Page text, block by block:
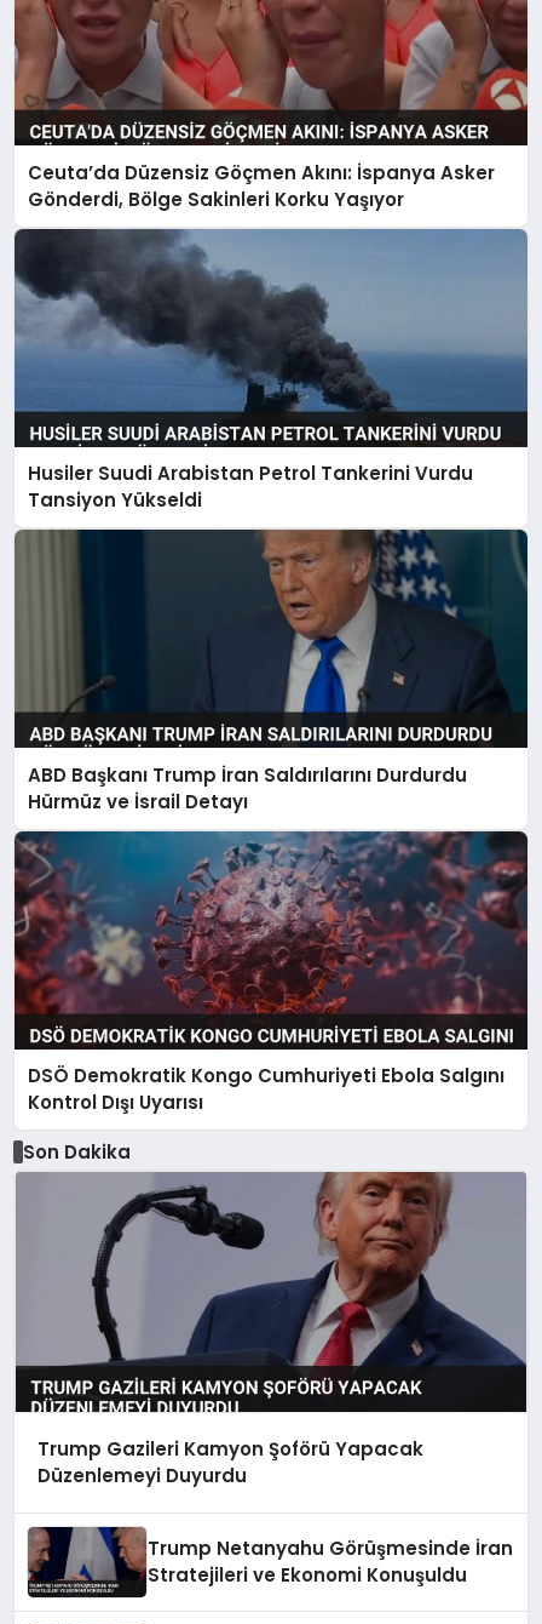
Ceuta’da Düzensiz Göçmen Akını: İspanya Asker
Gönderdi, Bölge Sakinleri Korku Yaşıyor
Husiler Suudi Arabistan Petrol Tankerini Vurdu
Tansiyon Yükseldi
ABD Başkanı Trump İran Saldırılarını Durdurdu
Hürmüz ve İsrail Detayı
DSÖ Demokratik Kongo Cumhuriyeti Ebola Salgını
Kontrol Dışı Uyarısı
Son Dakika
Trump Gazileri Kamyon Şoförü Yapacak
Düzenlemeyi Duyurdu
Trump Netanyahu Görüşmesinde İran
Stratejileri ve Ekonomi Konuşuldu